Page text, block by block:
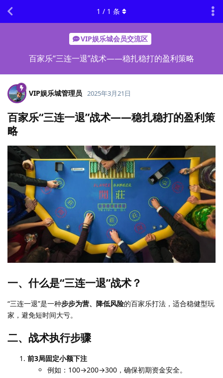
VIP娱乐城会员交流区
百家乐“三连一退”战术——稳扎稳打的盈利策略
1 / 1 条
VIP娱乐城管理员 2025年3月21日
百家乐“三连一退”战术——稳扎稳打的盈利策
略
一、什么是“三连一退”战术？
“三连一退”是一种步步为营、降低风险的百家乐打法，适合稳健型玩
家，避免短时间大亏。
二、战术执行步骤
前3局固定小额下注
例如：100→200→300，确保初期资金安全。